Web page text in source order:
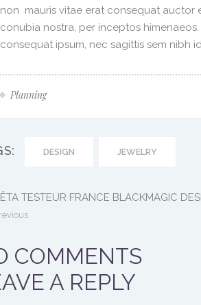
non mauris vitae erat consequat auctor
conubia nostra, per inceptos
consequat ipsum, nec sagittis sem nibh
Planning
DESIGN JEWELRY
TESTEUR FRANCE BLACKMAGIC
COMMENTS
A REPLY